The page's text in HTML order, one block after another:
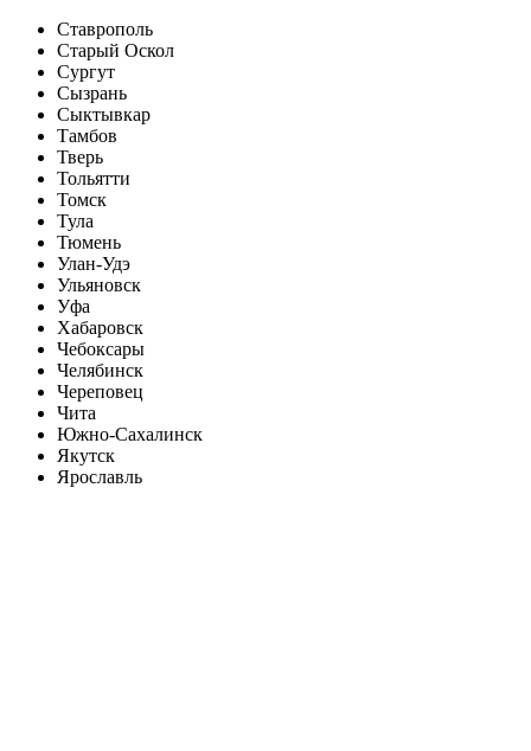
Ставрополь
Старый Оскол
Сургут
Сызрань
Сыктывкар
Тамбов
Тверь
Тольятти
Томск
Тула
Тюмень
Улан-Удэ
Ульяновск
Уфа
Хабаровск
Чебоксары
Челябинск
Череповец
Чита
Южно-Сахалинск
Якутск
Ярославль